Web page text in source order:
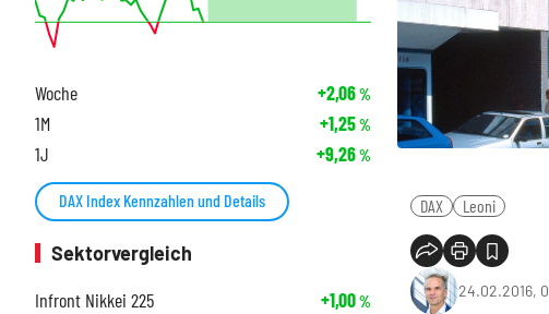
DAX Leoni
24.02.2016,
Woche +2,06%
1M +1,25%
1J +9,26%
DAX Index Kennzahlen und Details
Sektorvergleich
Infront Nikkei 225
+1,00%